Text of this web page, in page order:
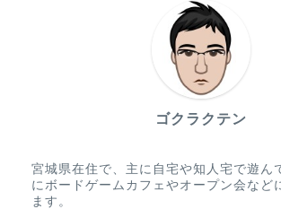
ゴクラクテン
宮城県在住で、主に自宅や知人宅で遊ん
にボードゲームカフェやオープン会など
ます。